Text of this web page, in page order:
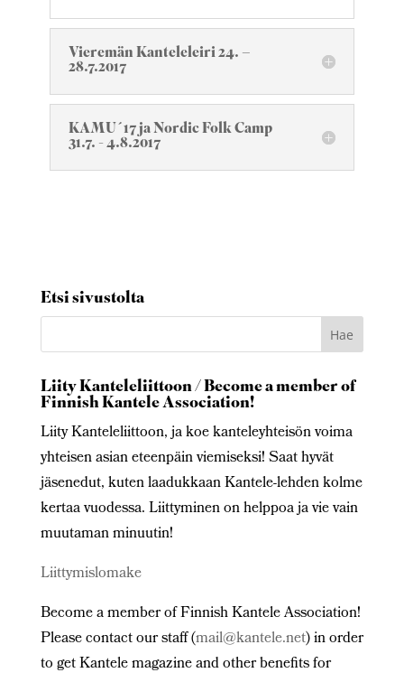
Vieremän Kanteleleiri 24. –
28.7.2017
KAMU´17 ja Nordic Folk Camp
31.7. - 4.8.2017
Etsi sivustolta
Liity Kanteleliittoon / Become a member of
Finnish Kantele Association!
Liity Kanteleliittoon, ja koe kanteleyhteisön voima
yhteisen asian eteenpäin viemiseksi! Saat hyvät
jäsenedut, kuten laadukkaan Kantele-lehden kolme
kertaa vuodessa. Liittyminen on helppoa ja vie vain
muutaman minuutin!
Liittymislomake
Become a member of Finnish Kantele Association!
Please contact our staff (mail@kantele.net) in order
to get Kantele magazine and other benefits for